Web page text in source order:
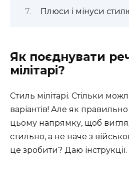
Плюси і мінуси стилю
Як поєднувати
мілітарі?
Стиль мілітарі. Стільки
варіантів! Але як
цьому напрямку, щоб
стильно, а не наче з
це зробити? Даю інструкції.